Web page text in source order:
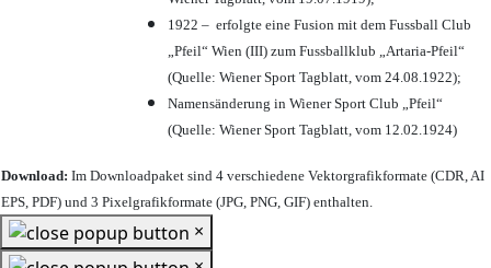
1922 – erfolgte eine Fusion mit dem Fussball Club
„Pfeil“ Wien (III) zum Fussballklub „Artaria-Pfeil“
(Quelle: Wiener Sport Tagblatt, vom 24.08.1922);
Namensänderung in Wiener Sport Club „Pfeil“
(Quelle: Wiener Sport Tagblatt, vom 12.02.1924)
Download: Im Downloadpaket sind 4 verschiedene Vektorgrafikformate (CDR, AI
EPS, PDF) und 3 Pixelgrafikformate (JPG, PNG, GIF) enthalten.
×